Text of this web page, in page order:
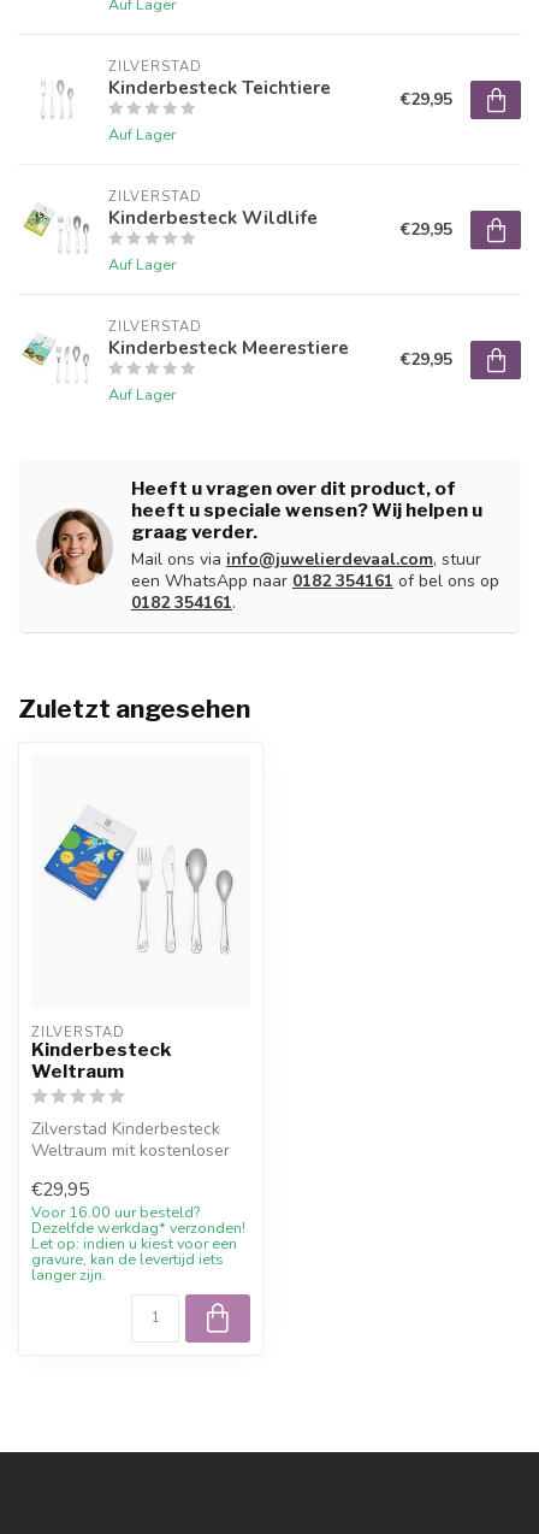
Auf Lager
ZILVERSTAD
Kinderbesteck Teichtiere
Auf Lager
€29,95
ZILVERSTAD
Kinderbesteck Wildlife
Auf Lager
€29,95
ZILVERSTAD
Kinderbesteck Meerestiere
Auf Lager
€29,95
Heeft u vragen over dit product, of
heeft u speciale wensen? Wij helpen u
graag verder.
Mail ons via info@juwelierdevaal.com, stuur
een WhatsApp naar 0182 354161 of bel ons op
0182 354161.
Zuletzt angesehen
ZILVERSTAD
Kinderbesteck
Weltraum
Zilverstad Kinderbesteck
Weltraum mit kostenloser
Willkommensraba...
€29,95
Voor 16.00 uur besteld?
Dezelfde werkdag* verzonden!
Let op: indien u kiest voor een
gravure, kan de levertijd iets
langer zijn.